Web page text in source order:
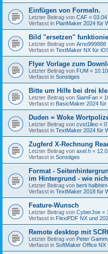
Einfügen von Formeln.
Letzter Beitrag von CAF «
Verfasst in PlanMaker 2024 für
Bild "ersetzen"
Letzter Beitrag von Arno999888
Verfasst in TextMaker NX für
Flyer Vorlage zum
Letzter Beitrag von FUM «
Verfasst in Sonstiges
Bitte um Hilfe bei drei
Letzter Beitrag von SiamFan «
Verfasst in BasicMaker 2024 für
Duden = Woke
Letzter Beitrag von cvst1lleo «
Verfasst in TextMaker 2024 für
Zugferd X-Rechnung
Letzter Beitrag von axel.h «
Verfasst in Sonstiges
Format -
im Hintergrund - wie
Letzter Beitrag von berti halbhirn
Verfasst in TextMaker 2018 für
Feature-Wunsch
Letzter Beitrag von CyberJoe «
Verfasst in FlexiPDF NX und
Remote desktop mit
Letzter Beitrag von Peter
Verfasst in SoftMaker Office NX